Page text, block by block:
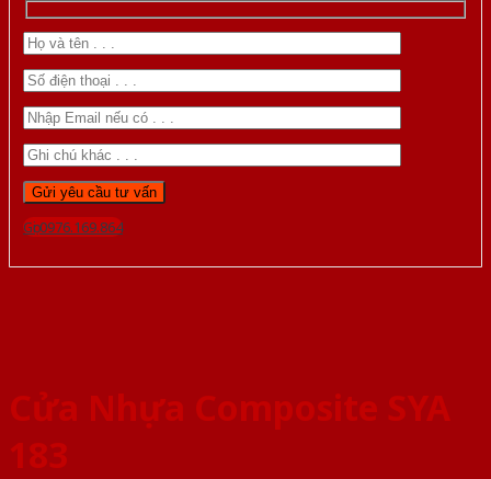
Gọi 0976.169.864
Cửa Nhựa Composite SYA
183